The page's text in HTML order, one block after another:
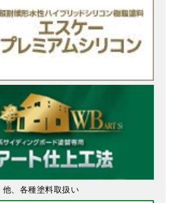
他、各種塗料取扱い